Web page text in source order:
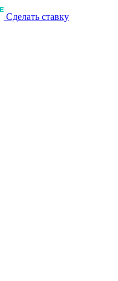
Сделать ставку